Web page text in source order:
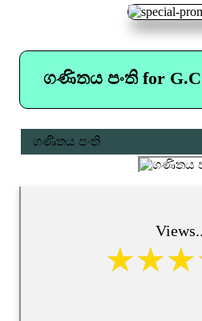
ගණිතය පංති for
ගණිතය පංති